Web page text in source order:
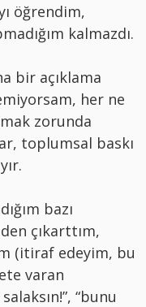
öğrendim,
kalmazdı.
bir açıklama
her ne
zorunda
toplumsal baskı
bazı
çıkarttım,
(itiraf edeyim, bu
varan
“bunu